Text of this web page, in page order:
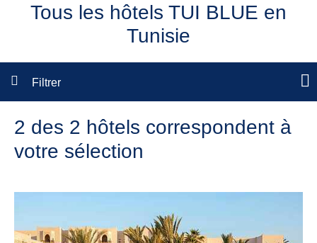
Tous les hôtels TUI BLUE en
Tunisie
Filtrer
2 des 2 hôtels correspondent à
votre sélection